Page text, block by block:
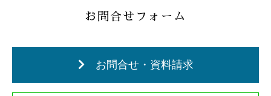
お問合せフォーム
お問合せ・資料請求